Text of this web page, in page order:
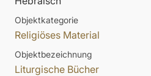
Objektkategorie
Religiöses Material
Objektbezeichnung
Liturgische Bücher